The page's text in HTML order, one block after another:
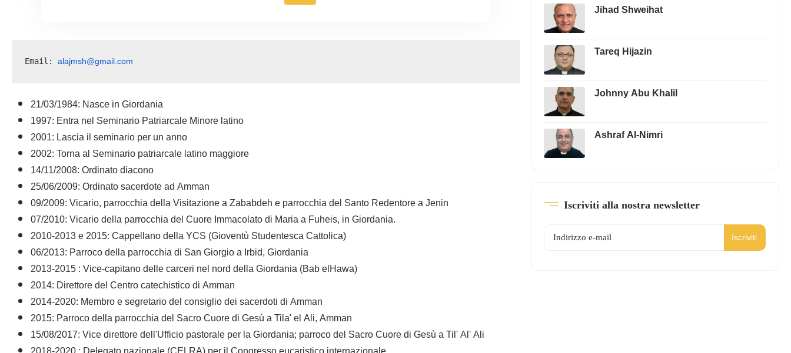
Email: alajmsh@gmail.com
21/03/1984: Nasce in Giordania
1997: Entra nel Seminario Patriarcale Minore latino
2001: Lascia il seminario per un anno
2002: Torna al Seminario patriarcale latino maggiore
14/11/2008: Ordinato diacono
25/06/2009: Ordinato sacerdote ad Amman
09/2009: Vicario, parrocchia della Visitazione a Zababdeh e parrocchia del Santo Redentore a Jenin
07/2010: Vicario della parrocchia del Cuore Immacolato di Maria a Fuheis, in Giordania.
2010-2013 e 2015: Cappellano della YCS (Gioventù Studentesca Cattolica)
06/2013: Parroco della parrocchia di San Giorgio a Irbid, Giordania
2013-2015 : Vice-capitano delle carceri nel nord della Giordania (Bab elHawa)
2014: Direttore del Centro catechistico di Amman
2014-2020: Membro e segretario del consiglio dei sacerdoti di Amman
2015: Parroco della parrocchia del Sacro Cuore di Gesù a Tila' el Ali, Amman
15/08/2017: Vice direttore dell'Ufficio pastorale per la Giordania; parroco del Sacro Cuore di Gesù a Til' Al' Ali
Jihad Shweihat
Tareq Hijazin
Johnny Abu Khalil
Ashraf Al-Nimri
Iscriviti alla nostra newsletter
Iscriviti